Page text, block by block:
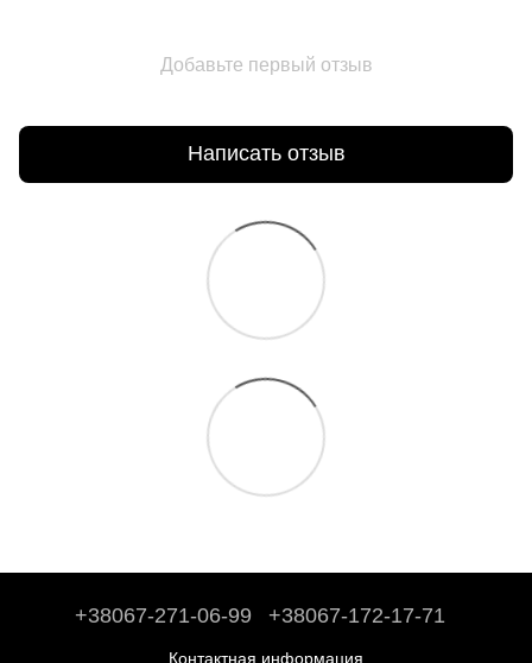
Добавьте первый отзыв
Написать отзыв
+38067-271-06-99 +38067-172-17-71
Контактная информация